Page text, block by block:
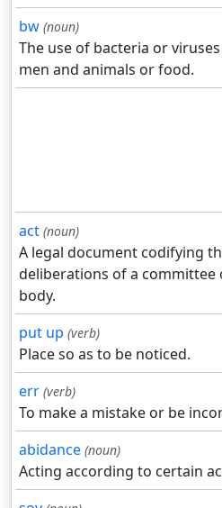
bw (noun)
The use of bacteria or
men and animals or food.
act (noun)
A legal document codifying
deliberations of a committee
body.
put up (verb)
Place so as to be noticed.
err (verb)
To make a mistake or be
abidance (noun)
Acting according to certain